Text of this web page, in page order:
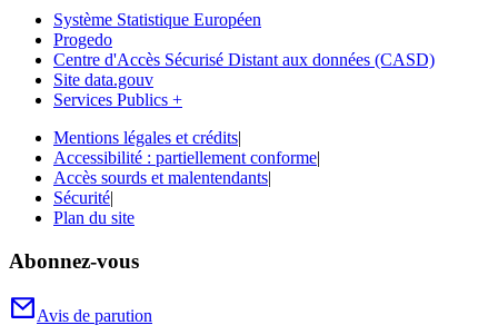
Système Statistique Européen
Progedo
Centre d'Accès Sécurisé Distant aux données (CASD)
Site data.gouv
Services Publics +
Mentions légales et crédits|
Accessibilité : partiellement conforme|
Accès sourds et malentendants|
Sécurité|
Plan du site
Abonnez-vous
Avis de parution